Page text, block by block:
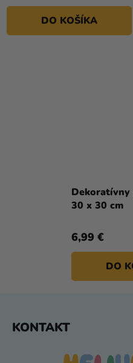
DO KOŠÍKA
30 x 30 cm
6,99 €
DO
KONTAKT